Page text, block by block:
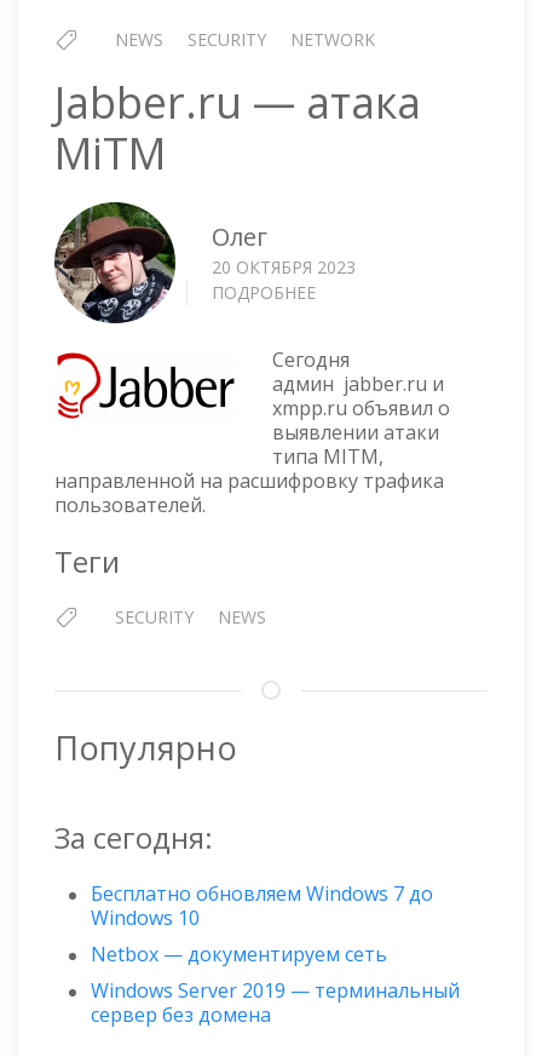
NEWS SECURITY NETWORK
Jabber.ru — атака
MiTM
Олег
20 ОКТЯБРЯ 2023
ПОДРОБНЕЕ
АТАКА
MITM
Сегодня
админ jabber.ru и
xmpp.ru объявил о
выявлении атаки
типа MITM,
направленной на расшифровку трафика
пользователей.
Теги
SECURITY NEWS
Популярно
За сегодня:
Бесплатно обновляем Windows 7 до
Windows 10
Netbox — документируем сеть
Windows Server 2019 — терминальный
сервер без домена